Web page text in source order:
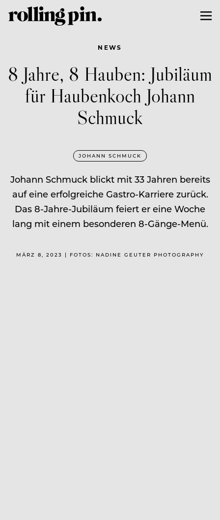
NEWS
8 Jahre, 8 Hauben: Jubiläum
für Haubenkoch Johann
Schmuck
JOHANN SCHMUCK
Johann Schmuck blickt mit 33 Jahren bereits
auf eine erfolgreiche Gastro-Karriere zurück.
Das 8-Jahre-Jubiläum feiert er eine Woche
lang mit einem besonderen 8-Gänge-Menü.
MÄRZ 8, 2023 | FOTOS: NADINE GEUTER PHOTOGRAPHY